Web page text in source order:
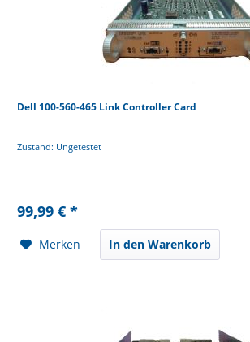
Dell 100-560-465 Link Controller Card
Zustand: Ungetestet
99,99 € *
Merken In den Warenkorb